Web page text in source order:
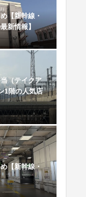
【新幹線・
新情報】
（テイクア
1階の人気店
【新幹線・